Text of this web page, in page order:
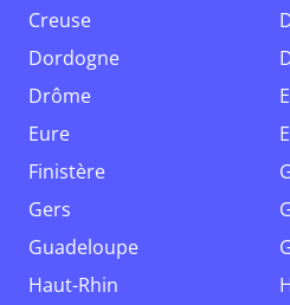
Creuse
Dordogne
Drôme
Eure
Finistère
Gers
Guadeloupe
Haut-Rhin